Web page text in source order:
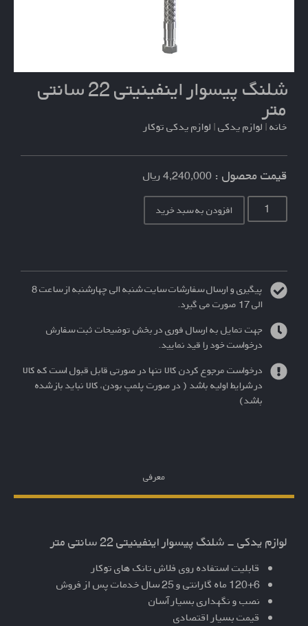
شلنگ پیسوار اینفینیتی 22 سانتی
متر
خانه| لوازم یدکی| لوازم یدکی توکار
قیمت محصول : 4,240,000ریال
افزودن به سبد خرید
پیگیری و ارسال سفارشات سایت شنبه الی چهارشنبه از ساعت 8
الی 17 صورت می گیرد.
جهت تمایل به ارسال فوری در بخش توضیحات ثبت سفارش
درخواست خود را قید نمایید.
درخواست مرجوع کردن کالا تنها در صورتی قابل قبول است که کالا
در شرایط اولیه باشد ( در صورت پلمپ بودن، کالا نباید باز شده
باشد)
معرفی
لوازم یدکی - شلنگ پیسوار اینفینیتی 22 سانتی متر
قابلیت استفاده روی فلاش تانک های توکار
120+6 ماه گارانتی و 25 سال خدمات پس از فروش
نصب و نگهداری بسیار آسان
قیمت بسیار اقتصادی